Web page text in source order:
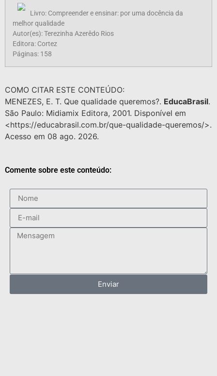
Livro: Compreender e ensinar: por uma docência da
melhor qualidade
Autor(es): Terezinha Azerêdo Rios
Editora: Cortez
Páginas: 158
COMO CITAR ESTE CONTEÚDO:
MENEZES, E. T. Que qualidade queremos?. EducaBrasil.
São Paulo: Midiamix Editora, 2001. Disponível em
<https://educabrasil.com.br/que-qualidade-queremos/>.
Acesso em 08 ago. 2026.
Comente sobre este conteúdo:
Enviar